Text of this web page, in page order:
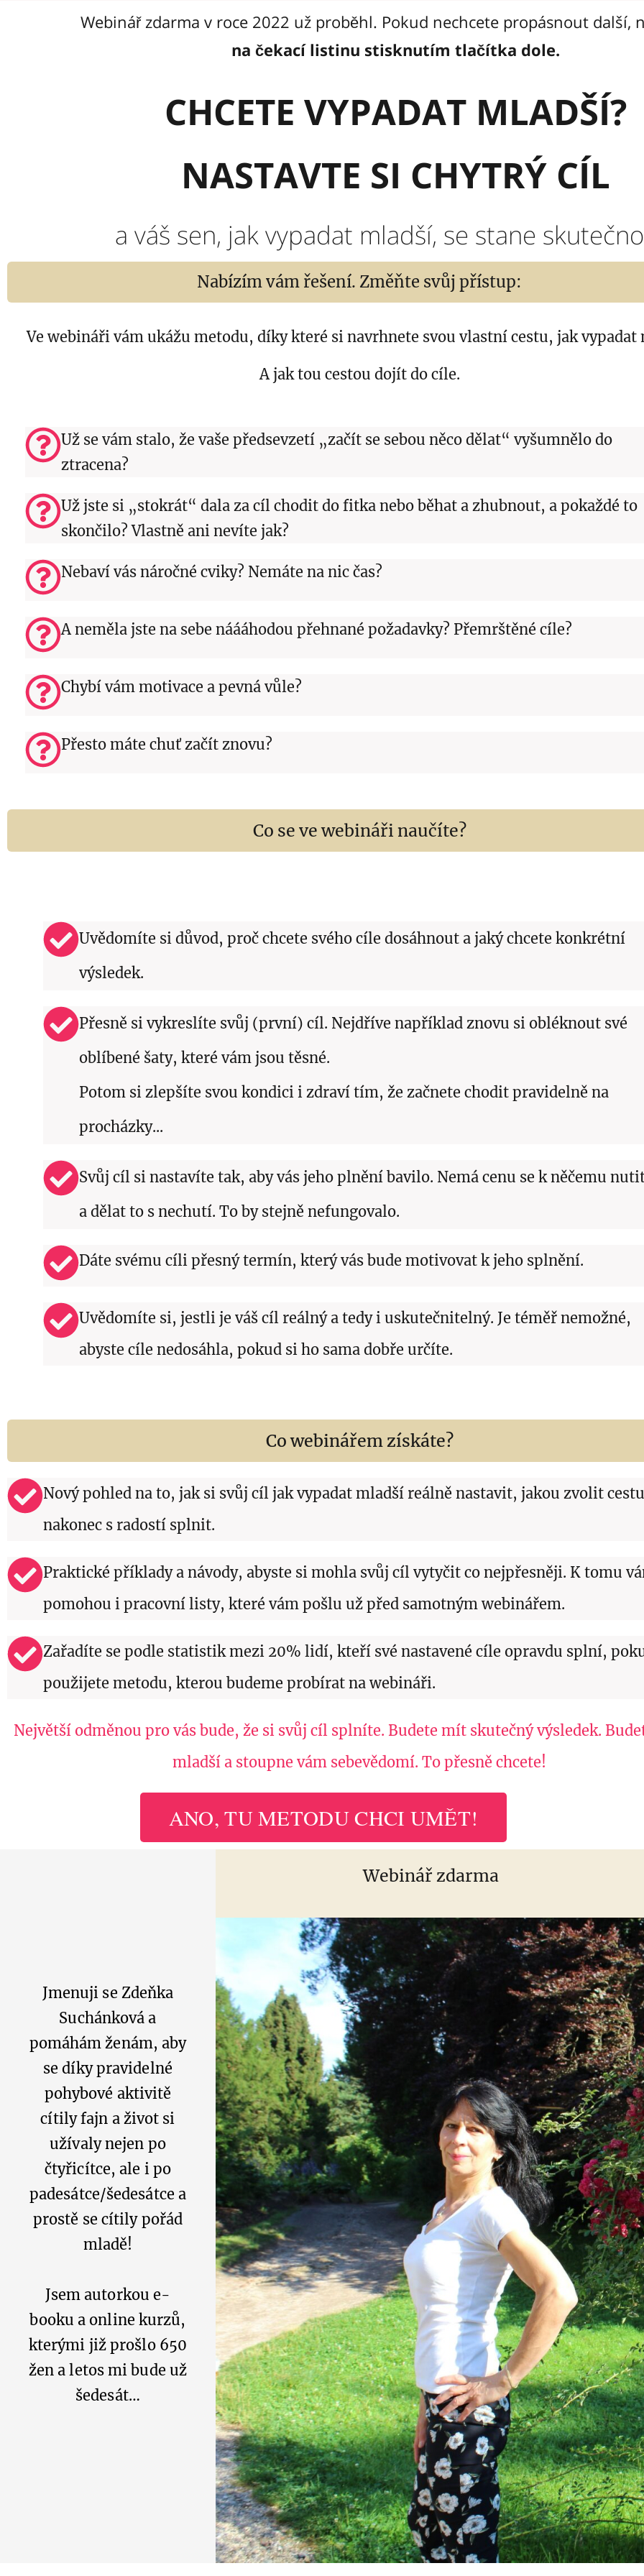
Webinář zdarma v roce 2022 už proběhl. Pokud nechcete propásnout další,
na čekací listinu stisknutím tlačítka dole.
CHCETE VYPADAT MLADŠÍ?
NASTAVTE SI CHYTRÝ CÍL
a váš sen, jak vypadat mladší, se stane
Nabízím vám řešení. Změňte svůj přístup:
Ve webináři vám ukážu metodu, díky které si navrhnete svou vlastní cestu, jak vypadat
A jak tou cestou dojít do cíle.
Už se vám stalo, že vaše předsevzetí „začít se sebou něco dělat“ vyšumnělo do
ztracena?
Už jste si „stokrát“ dala za cíl chodit do fitka nebo běhat a zhubnout, a pokaždé to
skončilo? Vlastně ani nevíte jak?
Nebaví vás náročné cviky? Nemáte na nic čas?
A neměla jste na sebe náááhodou přehnané požadavky? Přemrštěné cíle?
Chybí vám motivace a pevná vůle?
Přesto máte chuť začít znovu?
Co se ve webináři naučíte?
Uvědomíte si důvod, proč chcete svého cíle dosáhnout a jaký chcete konkrétní
výsledek.
Přesně si vykreslíte svůj (první) cíl. Nejdříve například znovu si obléknout své
oblíbené šaty, které vám jsou těsné.
Potom si zlepšíte svou kondici i zdraví tím, že začnete chodit pravidelně na
procházky...
Svůj cíl si nastavíte tak, aby vás jeho plnění bavilo. Nemá cenu se k něčemu
a dělat to s nechutí. To by stejně nefungovalo.
Dáte svému cíli přesný termín, který vás bude motivovat k jeho splnění.
Uvědomíte si, jestli je váš cíl reálný a tedy i uskutečnitelný. Je téměř nemožné,
abyste cíle nedosáhla, pokud si ho sama dobře určíte.
Co webinářem získáte?
Nový pohled na to, jak si svůj cíl jak vypadat mladší reálně nastavit, jakou zvolit
nakonec s radostí splnit.
Praktické příklady a návody, abyste si mohla svůj cíl vytyčit co nejpřesněji. K tomu
pomohou i pracovní listy, které vám pošlu už před samotným webinářem.
Zařadíte se podle statistik mezi 20% lidí, kteří své nastavené cíle opravdu splní,
použijete metodu, kterou budeme probírat na webináři.
Největší odměnou pro vás bude, že si svůj cíl splníte. Budete mít skutečný výsledek.
mladší a stoupne vám sebevědomí. To přesně chcete!
ANO, TU METODU CHCI UMĚT!
Jmenuji se Zdeňka
Suchánková a
pomáhám ženám, aby
se díky pravidelné
pohybové aktivitě
cítily fajn a život si
užívaly nejen po
čtyřicítce, ale i po
padesátce/šedesátce a
prostě se cítily pořád
mladě!
Jsem autorkou e-
booku a online kurzů,
kterými již prošlo 650
žen a letos mi bude už
šedesát…
Webinář zdarma